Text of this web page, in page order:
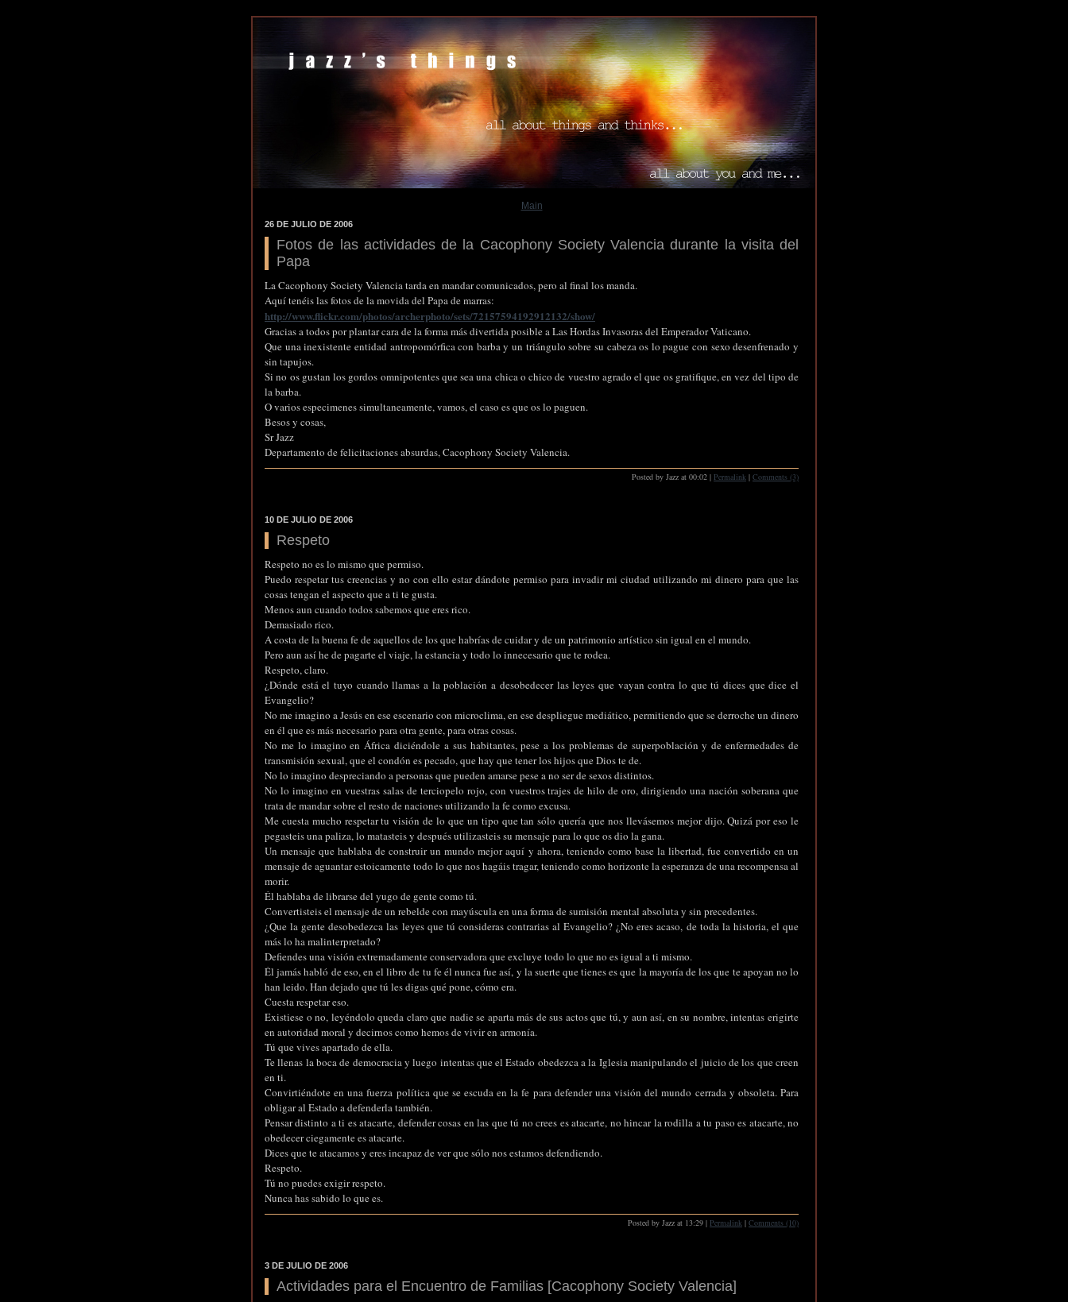
Main
26 DE JULIO DE 2006
Fotos de las actividades de la Cacophony Society Valencia durante la visita del
Papa
La Cacophony Society Valencia tarda en mandar comunicados, pero al final los manda.
Aquí tenéis las fotos de la movida del Papa de marras:
http://www.flickr.com/photos/archerphoto/sets/72157594192912132/show/
Gracias a todos por plantar cara de la forma más divertida posible a Las Hordas Invasoras del Emperador Vaticano.
Que una inexistente entidad antropomórfica con barba y un triángulo sobre su cabeza os lo pague con sexo desenfrenado y
sin tapujos.
Si no os gustan los gordos omnipotentes que sea una chica o chico de vuestro agrado el que os gratifique, en vez del tipo de
la barba.
O varios especimenes simultaneamente, vamos, el caso es que os lo paguen.
Besos y cosas,
Sr Jazz
Departamento de felicitaciones absurdas, Cacophony Society Valencia.
Posted by Jazz at 00:02 | Permalink | Comments (3)
10 DE JULIO DE 2006
Respeto
Respeto no es lo mismo que permiso.
Puedo respetar tus creencias y no con ello estar dándote permiso para invadir mi ciudad utilizando mi dinero para que las
cosas tengan el aspecto que a ti te gusta.
Menos aun cuando todos sabemos que eres rico.
Demasiado rico.
A costa de la buena fe de aquellos de los que habrías de cuidar y de un patrimonio artístico sin igual en el mundo.
Pero aun así he de pagarte el viaje, la estancia y todo lo innecesario que te rodea.
Respeto, claro.
¿Dónde está el tuyo cuando llamas a la población a desobedecer las leyes que vayan contra lo que tú dices que dice el
Evangelio?
No me imagino a Jesús en ese escenario con microclima, en ese despliegue mediático, permitiendo que se derroche un dinero
en él que es más necesario para otra gente, para otras cosas.
No me lo imagino en África diciéndole a sus habitantes, pese a los problemas de superpoblación y de enfermedades de
transmisión sexual, que el condón es pecado, que hay que tener los hijos que Dios te de.
No lo imagino despreciando a personas que pueden amarse pese a no ser de sexos distintos.
No lo imagino en vuestras salas de terciopelo rojo, con vuestros trajes de hilo de oro, dirigiendo una nación soberana que
trata de mandar sobre el resto de naciones utilizando la fe como excusa.
Me cuesta mucho respetar tu visión de lo que un tipo que tan sólo quería que nos llevásemos mejor dijo. Quizá por eso le
pegasteis una paliza, lo matasteis y después utilizasteis su mensaje para lo que os dio la gana.
Un mensaje que hablaba de construir un mundo mejor aquí y ahora, teniendo como base la libertad, fue convertido en un
mensaje de aguantar estoicamente todo lo que nos hagáis tragar, teniendo como horizonte la esperanza de una recompensa al
morir.
Él hablaba de librarse del yugo de gente como tú.
Convertisteis el mensaje de un rebelde con mayúscula en una forma de sumisión mental absoluta y sin precedentes.
¿Que la gente desobedezca las leyes que tú consideras contrarias al Evangelio? ¿No eres acaso, de toda la historia, el que
más lo ha malinterpretado?
Defiendes una visión extremadamente conservadora que excluye todo lo que no es igual a ti mismo.
Él jamás habló de eso, en el libro de tu fe él nunca fue así, y la suerte que tienes es que la mayoría de los que te apoyan no lo
han leido. Han dejado que tú les digas qué pone, cómo era.
Cuesta respetar eso.
Existiese o no, leyéndolo queda claro que nadie se aparta más de sus actos que tú, y aun así, en su nombre, intentas erigirte
en autoridad moral y decirnos como hemos de vivir en armonía.
Tú que vives apartado de ella.
Te llenas la boca de democracia y luego intentas que el Estado obedezca a la Iglesia manipulando el juicio de los que creen
en ti.
Convirtiéndote en una fuerza política que se escuda en la fe para defender una visión del mundo cerrada y obsoleta. Para
obligar al Estado a defenderla también.
Pensar distinto a ti es atacarte, defender cosas en las que tú no crees es atacarte, no hincar la rodilla a tu paso es atacarte, no
obedecer ciegamente es atacarte.
Dices que te atacamos y eres incapaz de ver que sólo nos estamos defendiendo.
Respeto.
Tú no puedes exigir respeto.
Nunca has sabido lo que es.
Posted by Jazz at 13:29 | Permalink | Comments (10)
3 DE JULIO DE 2006
Actividades para el Encuentro de Familias [Cacophony Society Valencia]